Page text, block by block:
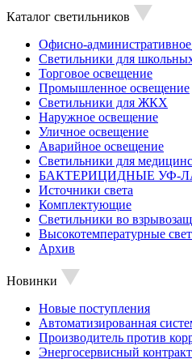
Каталог светильников
Офисно-
Светильники для
Торговое освещение
Промышленное освещение
Светильники для ЖКХ
Наружное освещение
Уличное освещение
Аварийное освещение
Светильники для
БАКТЕРИЦИДНЫЕ УФ-
Источники света
Комплектующие
Светильники во
Высокотемпературные
Архив
Новинки
Новые поступления
Автоматизированная
Производитель против
Энергосервисный контракт